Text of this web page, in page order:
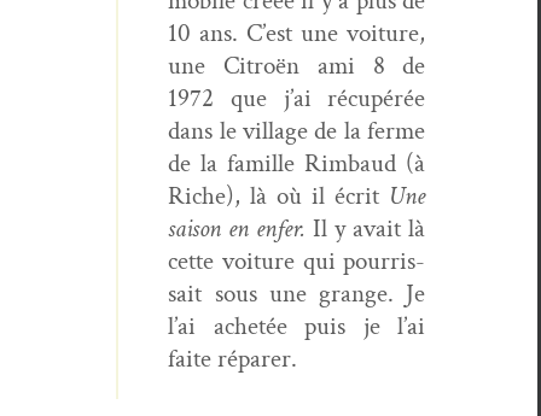
10 ans. C’est une voiture,
une Cit­roën ami 8 de
1972 que j’ai récupérée
dans le vil­lage de la ferme
de la famille Rim­baud (à
Riche), là où il écrit Une
sai­son en enfer.Il y avait là
cette voiture qui pour­ris­
sait sous une grange. Je
l’ai achetée puis je l’ai
faite réparer.